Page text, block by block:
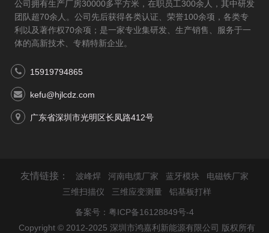
公司拥有生产厂房30000多平方米，在职员工300余人，其中研发
团队超70余人。公司先后获得各类认证、荣誉100余项，各类专
利以及著作权70余项；是一家专业集研发、生产销售、服务于一
体的高新技术、专精特新企业。
15919794865
kefu@hjlcdz.com
广东省深圳市光明区长凤路412号
友情链接： 波峰焊 河南电缆厂家 蓝牙模块
电磁铁厂家
三维扫描仪
三维应变测量 铝基板打样
备案号： 粤ICP备16128849号-4
Copyright © 2012-2025 深圳市鸿嘉利新能源有限公司 版权所有